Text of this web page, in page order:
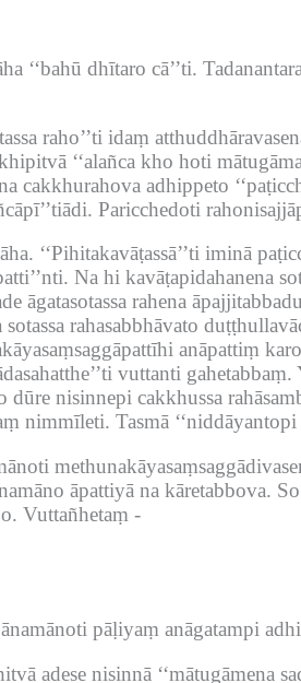
‘‘bahū dhītaro cā’’ti.
raho’’ti idaṃ
‘‘alañca kho hoti
cakkhurahova adhippeto
Paricchedoti
‘‘Pihitakavāṭassā’’ti iminā
Na hi kavāṭapidahanena
āgatasotassa rahena
rahasabbhāvato
anāpattiṃ
vuttanti gahetabbaṃ.
dūre nisinnepi cakkhussa
nimmīleti. Tasmā
āpattiyā na kāretabbova.
Vuttañhetaṃ -
pāḷiyaṃ anāgatampi
adese nisinnā ‘‘mātugāmena